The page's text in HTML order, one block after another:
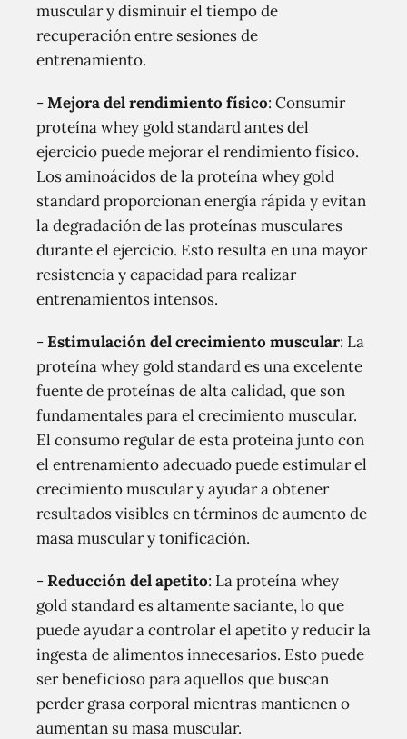
muscular y disminuir el tiempo de
recuperación entre sesiones de
entrenamiento.
-Mejora del rendimiento físico: Consumir
proteína whey gold standard antes del
ejercicio puede mejorar el rendimiento físico.
Los aminoácidos de la proteína whey gold
standard proporcionan energía rápida y evitan
la degradación de las proteínas musculares
durante el ejercicio. Esto resulta en una mayor
resistencia y capacidad para realizar
entrenamientos intensos.
-Estimulación del crecimiento muscular: La
proteína whey gold standard es una excelente
fuente de proteínas de alta calidad, que son
fundamentales para el crecimiento muscular.
El consumo regular de esta proteína junto con
el entrenamiento adecuado puede estimular el
crecimiento muscular y ayudar a obtener
resultados visibles en términos de aumento de
masa muscular y tonificación.
-Reducción del apetito: La proteína whey
gold standard es altamente saciante, lo que
puede ayudar a controlar el apetito y reducir la
ingesta de alimentos innecesarios. Esto puede
ser beneficioso para aquellos que buscan
perder grasa corporal mientras mantienen o
aumentan su masa muscular.